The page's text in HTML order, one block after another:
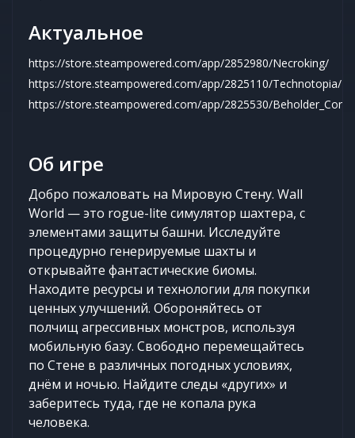
Актуальное
https://store.steampowered.com/app/2852980/Necroking/
https://store.steampowered.com/app/2825110/Technotopia/
https://store.steampowered.com/app/2825530/
Об игре
Добро пожаловать на Мировую Стену. Wall
World — это rogue-lite симулятор шахтера, с
элементами защиты башни. Исследуйте
процедурно генерируемые шахты и
открывайте фантастические биомы.
Находите ресурсы и технологии для покупки
ценных улучшений. Обороняйтесь от
полчищ агрессивных монстров, используя
мобильную базу. Свободно перемещайтесь
по Стене в различных погодных условиях,
днём и ночью. Найдите следы «других» и
заберитесь туда, где не копала рука
человека.